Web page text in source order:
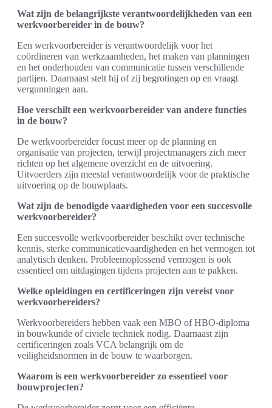
Wat zijn de belangrijkste verantwoordelijkheden van een
werkvoorbereider in de bouw?
Een werkvoorbereider is verantwoordelijk voor het
coördineren van werkzaamheden, het maken van planningen
en het onderhouden van communicatie tussen verschillende
partijen. Daarnaast stelt hij of zij begrotingen op en vraagt
vergunningen aan.
Hoe verschilt een werkvoorbereider van andere functies
in de bouw?
De werkvoorbereider focust meer op de planning en
organisatie van projecten, terwijl projectmanagers zich meer
richten op het algemene overzicht en de uitvoering.
Uitvoerders zijn meestal verantwoordelijk voor de praktische
uitvoering op de bouwplaats.
Wat zijn de benodigde vaardigheden voor een succesvolle
werkvoorbereider?
Een succesvolle werkvoorbereider beschikt over technische
kennis, sterke communicatievaardigheden en het vermogen tot
analytisch denken. Probleemoplossend vermogen is ook
essentieel om uitdagingen tijdens projecten aan te pakken.
Welke opleidingen en certificeringen zijn vereist voor
werkvoorbereiders?
Werkvoorbereiders hebben vaak een MBO of HBO-diploma
in bouwkunde of civiele techniek nodig. Daarnaast zijn
certificeringen zoals VCA belangrijk om de
veiligheidsnormen in de bouw te waarborgen.
Waarom is een werkvoorbereider zo essentieel voor
bouwprojecten?